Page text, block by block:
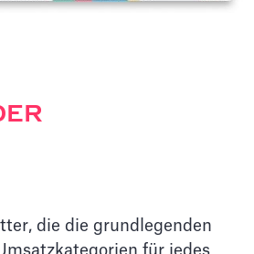
die die grundlegenden
für jedes